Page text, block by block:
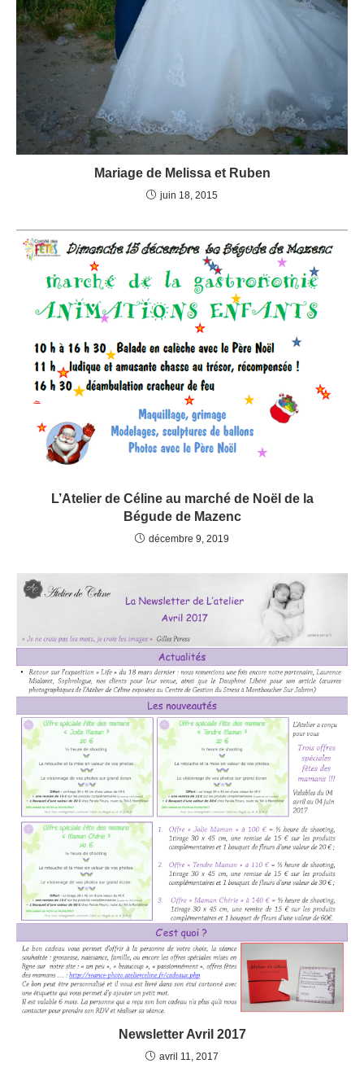
Mariage de Melissa et Ruben
juin 18, 2015
L’Atelier de Céline au marché de Noël de la
Bégude de Mazenc
décembre 9, 2019
Newsletter Avril 2017
avril 11, 2017